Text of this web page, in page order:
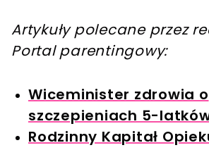
Artykuły polecane przez
Portal parentingowy:
Wiceminister zdrowia o
szczepieniach 5-
Rodzinny Kapitał